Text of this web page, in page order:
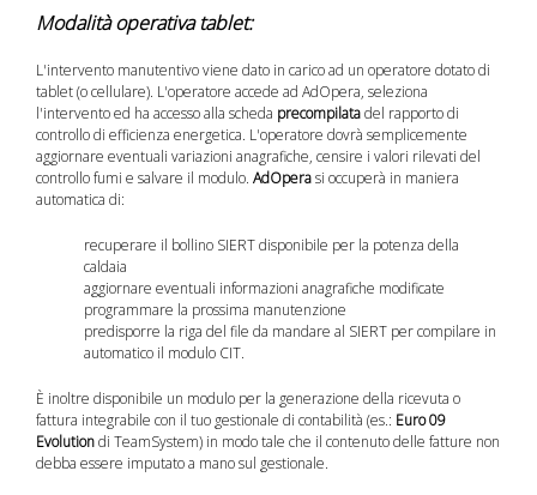
Modalità operativa tablet:
L'intervento manutentivo viene dato in carico ad un operatore dotato di
tablet (o cellulare). L'operatore accede ad AdOpera, seleziona
l'intervento ed ha accesso alla scheda precompilatadel rapporto di
controllo di efficienza energetica. L'operatore dovrà semplicemente
aggiornare eventuali variazioni anagrafiche, censire i valori rilevati del
controllo fumi e salvare il modulo. AdOperasi occuperà in maniera
automatica di:
recuperare il bollino SIERT disponibile per la potenza della
caldaia
aggiornare eventuali informazioni anagrafiche modificate
programmare la prossima manutenzione
predisporre la riga del file da mandare al SIERT per compilare in
automatico il modulo CIT.
È inoltre disponibile un modulo per la generazione della ricevuta o
fattura integrabile con il tuo gestionale di contabilità (es.: Euro 09
Evolutiondi TeamSystem) in modo tale che il contenuto delle fatture non
debba essere imputato a mano sul gestionale.